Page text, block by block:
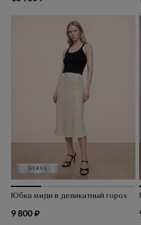
Юбка миди в деликатный горох
9 800